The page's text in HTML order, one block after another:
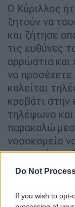
Do Not
If you wish to
Ο Κύριλλος
ζητούν να
και ζήτησε
τις ευθύνες
αρρώστια
να
καλείται
κρεβάτι στην
τηλέφωνο
παρακαλώ
νοσοκομείο
εντατική στο
όλοι